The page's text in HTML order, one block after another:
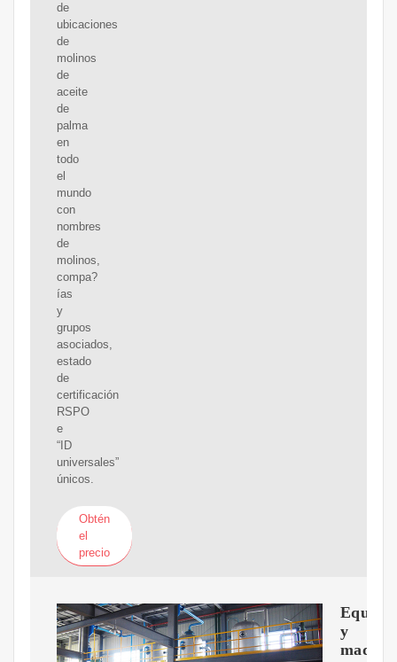
de
ubicaciones
de
molinos
de
aceite
de
palma
en
todo
el
mundo
con
nombres
de
molinos,
compa?
ías
y
grupos
asociados,
estado
de
certificación
RSPO
e
“ID
universales”
únicos.
Obtén
el
precio
y